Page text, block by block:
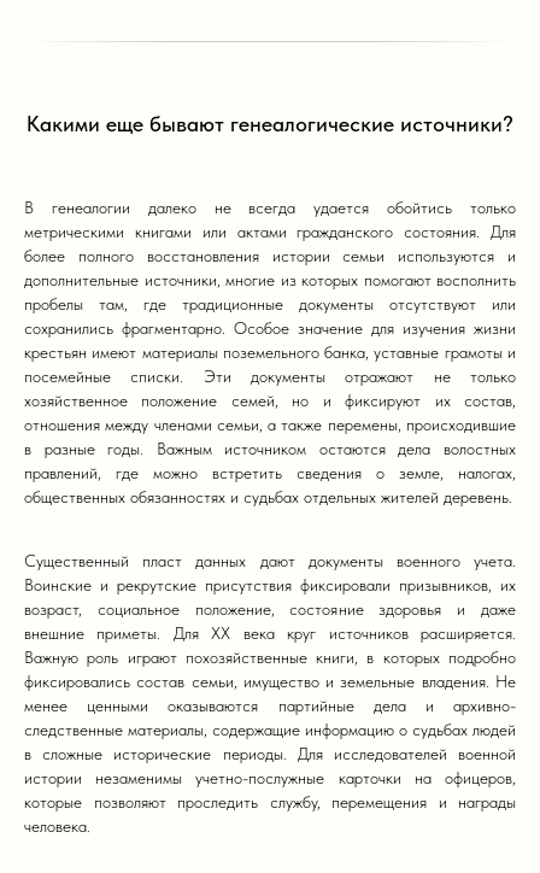
Какими еще бывают генеалогические источники?
В генеалогии далеко не всегда удается обойтись только
метрическими книгами или актами гражданского состояния. Для
более полного восстановления истории семьи используются и
дополнительные источники, многие из которых помогают восполнить
пробелы там, где традиционные документы отсутствуют или
сохранились фрагментарно. Особое значение для изучения жизни
крестьян имеют материалы поземельного банка, уставные грамоты и
посемейные списки. Эти документы отражают не только
хозяйственное положение семей, но и фиксируют их состав,
отношения между членами семьи, а также перемены, происходившие
в разные годы. Важным источником остаются дела волостных
правлений, где можно встретить сведения о земле, налогах,
общественных обязанностях и судьбах отдельных жителей деревень.
Существенный пласт данных дают документы военного учета.
Воинские и рекрутские присутствия фиксировали призывников, их
возраст, социальное положение, состояние здоровья и даже
внешние приметы. Для XX века круг источников расширяется.
Важную роль играют похозяйственные книги, в которых подробно
фиксировались состав семьи, имущество и земельные владения. Не
менее ценными оказываются партийные дела и архивно-
следственные материалы, содержащие информацию о судьбах людей
в сложные исторические периоды. Для исследователей военной
истории незаменимы учетно-послужные карточки на офицеров,
которые позволяют проследить службу, перемещения и награды
человека.